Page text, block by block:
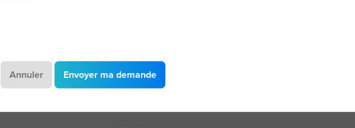
Annuler Envoyer ma demande